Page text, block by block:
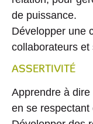
de puissance.
Développer une
collaborateurs et
ASSERTIVITÉ
Apprendre à
en se respectant